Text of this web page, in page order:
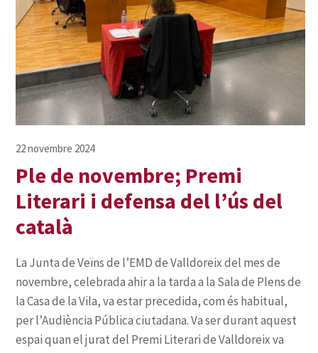
Ple de novembre; Premi
Literari i defensa del l’ús del
català